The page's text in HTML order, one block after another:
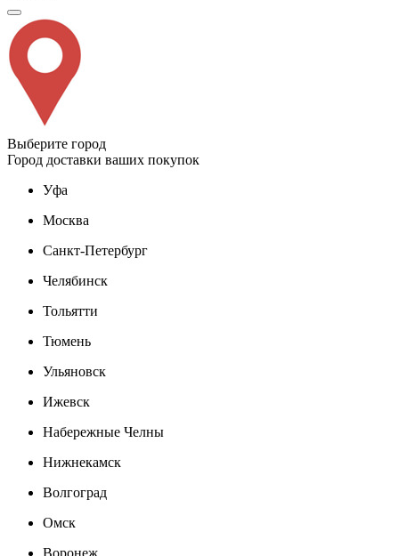
Выберите город
Город доставки ваших покупок
Уфа
Москва
Санкт-Петербург
Челябинск
Тольятти
Тюмень
Ульяновск
Ижевск
Набережные Челны
Нижнекамск
Волгоград
Омск
Воронеж